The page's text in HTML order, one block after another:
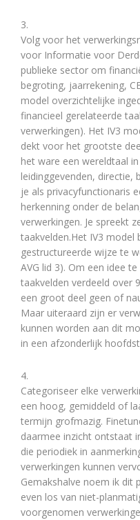
3.
Volg voor het
voor Informatie voor
publieke sector om
begroting, jaarrekening,
model overzichtelijke
financieel gerelateerde
verwerkingen). Het IV3
dekt voor het grootste
het ware een wereldtaal
leidinggevenden, directie,
je als privacyfunctionaris
herkenning onder de
verwerkingen. Je spreekt
taakvelden.Het IV3
gestructureerde wijze te
AVG lid 3). Om een idee
taakvelden verdeeld over
een groot deel geen of
Maar uiteraard zijn er
kunnen worden aan dit
in een afzonderlijk
4.
Categoriseer elke
een hoog, gemiddeld of
termijn grofmazig.
daarmee inzicht ontstaat
die periodiek in
verwerkingen kunnen
Gemakshalve noem ik dit
even los van niet-
voorgenomen